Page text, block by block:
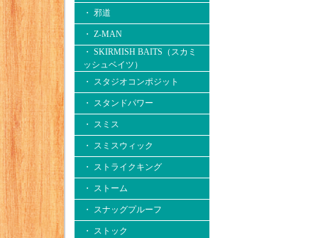
・ 邪道
・ Z-MAN
・ SKIRMISH BAITS（スカミ
ッシュベイツ）
・ スタジオコンポジット
・ スタンドパワー
・ スミス
・ スミスウィック
・ ストライクキング
・ ストーム
・ スナッグプルーフ
・ ストック